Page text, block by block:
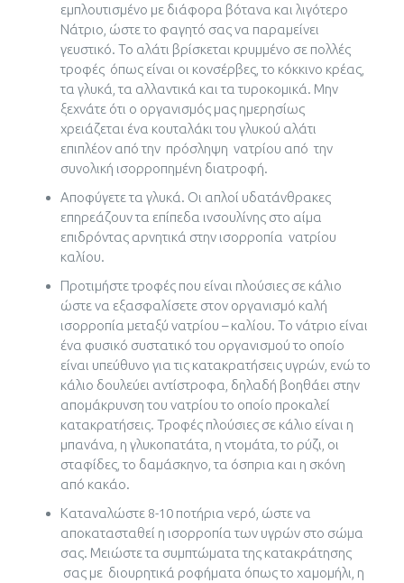
εμπλουτισμένο με διάφορα βότανα και λιγότερο
Νάτριο, ώστε το φαγητό σας να παραμείνει
γευστικό. Το αλάτι βρίσκεται κρυμμένο σε πολλές
τροφές όπως είναι οι κονσέρβες, το κόκκινο κρέας,
τα γλυκά, τα αλλαντικά και τα τυροκομικά. Μην
ξεχνάτε ότι ο οργανισμός μας ημερησίως
χρειάζεται ένα κουταλάκι του γλυκού αλάτι
επιπλέον από την πρόσληψη νατρίου από την
συνολική ισορροπημένη διατροφή.
Αποφύγετε τα γλυκά. Οι απλοί υδατάνθρακες
επηρεάζουν τα επίπεδα ινσουλίνης στο αίμα
επιδρόντας αρνητικά στην ισορροπία νατρίου
καλίου.
Προτιμήστε τροφές που είναι πλούσιες σε κάλιο
ώστε να εξασφαλίσετε στον οργανισμό καλή
ισορροπία μεταξύ νατρίου – καλίου. Το νάτριο είναι
ένα φυσικό συστατικό του οργανισμού το οποίο
είναι υπεύθυνο για τις κατακρατήσεις υγρών, ενώ το
κάλιο δουλεύει αντίστροφα, δηλαδή βοηθάει στην
απομάκρυνση του νατρίου το οποίο προκαλεί
κατακρατήσεις. Τροφές πλούσιες σε κάλιο είναι η
μπανάνα, η γλυκοπατάτα, η ντομάτα, το ρύζι, οι
σταφίδες, το δαμάσκηνο, τα όσπρια και η σκόνη
από κακάο.
Καταναλώστε 8-10 ποτήρια νερό, ώστε να
αποκατασταθεί η ισορροπία των υγρών στο σώμα
σας. Μειώστε τα συμπτώματα της κατακράτησης
σας με διουρητικά ροφήματα όπως το χαμομήλι, η